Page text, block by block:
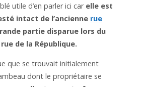
utile d’en parler ici car elle est
intact de l’ancienne rue
partie disparue lors du
de la République.
que se trouvait initialement
dont le propriétaire se